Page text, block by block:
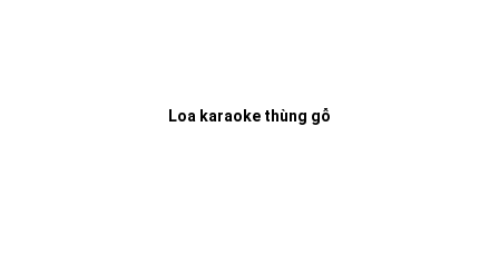
Loa karaoke thùng gỗ